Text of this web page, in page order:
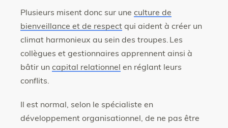
Plusieurs misent donc sur une culture de
bienveillance et de respect qui aident à créer un
climat harmonieux au sein des troupes. Les
collègues et gestionnaires apprennent ainsi à
bâtir un capital relationnel en réglant leurs
conflits.
Il est normal, selon le spécialiste en
développement organisationnel, de ne pas être